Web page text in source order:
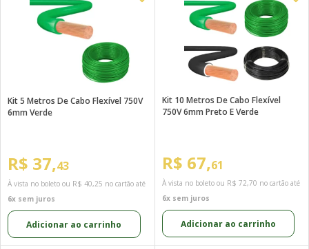
Kit 5 Metros De Cabo Flexível 750V
6mm Verde
R$ 37,43
À vista no boleto ou R$ 40,25 no cartão até
6x sem juros
Adicionar ao carrinho
Kit 10 Metros De Cabo Flexível
750V 6mm Preto E Verde
R$ 67,61
À vista no boleto ou R$ 72,70 no cartão até
6x sem juros
Adicionar ao carrinho